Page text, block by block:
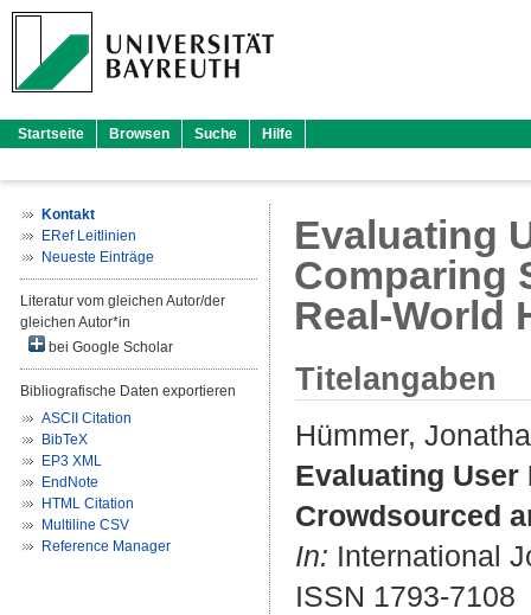
Startseite Browsen Suche Hilfe
Kontakt
ERef Leitlinien
Neueste Einträge
Literatur vom gleichen Autor/der
gleichen Autor*in
bei Google Scholar
Bibliografische Daten exportieren
ASCII Citation
BibTeX
EP3 XML
EndNote
HTML Citation
Multiline CSV
Reference Manager
Evaluating
Comparing
Real-World
Titelangaben
Hümmer,
Evaluating
Crowdsourced
In: International
ISSN 1793-7108